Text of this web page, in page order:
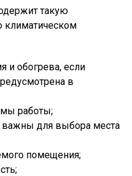
такую
климатическом
и обогрева, если
в
работы;
для выбора места
помещения;